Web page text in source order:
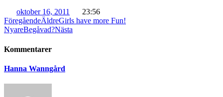
oktober 16, 2011
23:56
FöregåendeÄldreGirls have more Fun!
NyareBegåvad?Nästa
Kommentarer
Hanna Wanngård